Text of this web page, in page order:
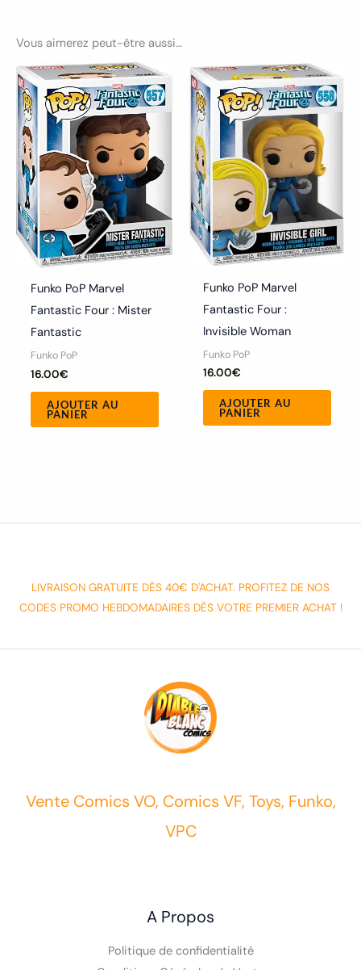
Vous aimerez peut-être aussi…
Funko PoP Marvel
Fantastic Four : Mister
Fantastic
Funko PoP
16.00€
AJOUTER AU
PANIER
Funko PoP Marvel
Fantastic Four :
Invisible Woman
Funko PoP
16.00€
AJOUTER AU
PANIER
LIVRAISON GRATUITE DÈS 40€ D'ACHAT. PROFITEZ DE NOS
CODES PROMO HEBDOMADAIRES DÈS VOTRE PREMIER ACHAT !
Vente Comics VO, Comics VF, Toys, Funko,
VPC
A Propos
Politique de confidentialité